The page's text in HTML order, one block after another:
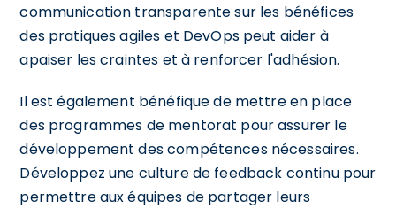
communication transparente sur les bénéfices
des pratiques agiles et DevOps peut aider à
apaiser les craintes et à renforcer l'adhésion.
Il est également bénéfique de mettre en place
des programmes de mentorat pour assurer le
développement des compétences nécessaires.
Développez une culture de feedback continu pour
permettre aux équipes de partager leurs